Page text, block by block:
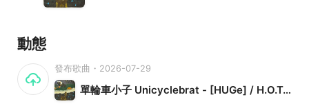
動態
發布歌曲・2026-07-29
單輪車小子 Unicyclebrat - [HUGe] / H.O.T. 原創音樂大賽